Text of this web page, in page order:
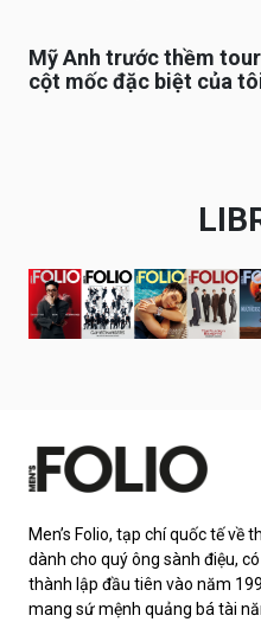
Mỹ Anh trước thềm
cột mốc đặc biệt của
Men’s Folio, tạp chí quốc tế về
dành cho quý ông sành điệu,
thành lập đầu tiên vào năm
mang sứ mệnh quảng bá tài